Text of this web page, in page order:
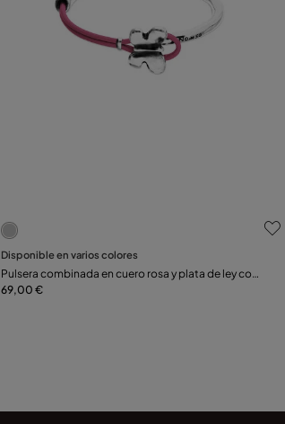
4,2 de 5 Valoraciones de clientes
Seleccionar talla
S M L
Disponible en varios colores
Pulsera combinada en cuero rosa y plata de ley con
adorno de mariposa
69,00 €